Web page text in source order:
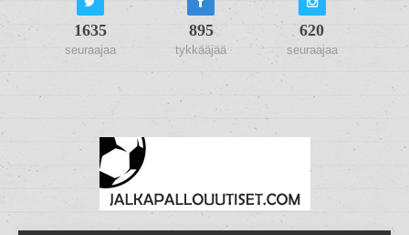
1635
seuraajaa
895
tykkääjää
620
seuraajaa